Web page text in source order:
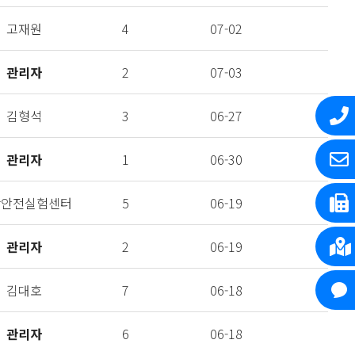
고재원 4 07-02
관리자 2 07-03
김형석 3 06-27
관리자 1 06-30
전실험센터 5 06-19
관리자 2 06-19
김대호 7 06-18
관리자 6 06-18